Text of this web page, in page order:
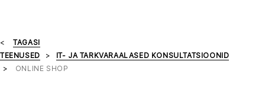
TAGASI
TEENUSED
IT- JA TARKVARAALASED KONSULTATSIOONID
ONLINE SHOP